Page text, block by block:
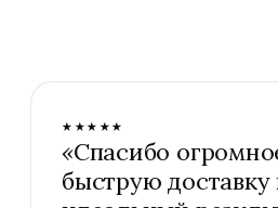
★★★★★
«Спасибо
быструю доставку